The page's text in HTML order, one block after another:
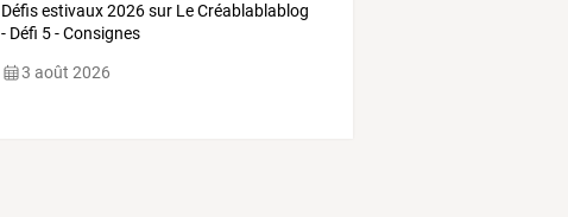
Défis estivaux 2026 sur Le Créablablablog
- Défi 5 - Consignes
3 août 2026